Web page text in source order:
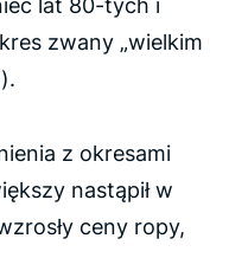
lat 80-tych i
zwany „wielkim
).
z okresami
nastąpił w
ceny ropy,